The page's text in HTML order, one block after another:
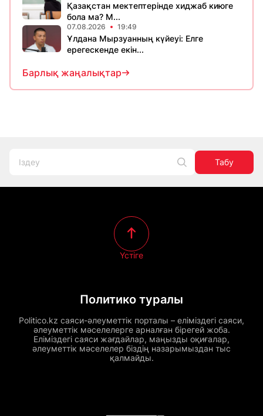
Қазақстан мектептерінде хиджаб киюге
бола ма? М...
07.08.2026 19:49
Ұлдана Мырзуанның күйеуі: Елге
ерегескенде екін...
Барлық жаңалықтар
Табу
Политико туралы
Politico.kz саяси-әлеуметтік порталы – еліміздегі саяси,
әлеуметтік мәселелерге арналған бірегей жоба.
Еліміздегі саяси жағдайлар, маңызды оқиғалар,
әлеуметтік мәселелер біздің назарымыздан тыс
қалмайды.
Үстіге